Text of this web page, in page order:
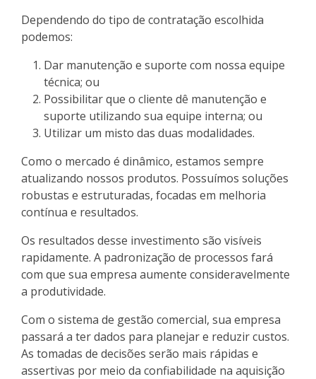
Dependendo do tipo de contratação escolhida
podemos:
Dar manutenção e suporte com nossa equipe
técnica; ou
Possibilitar que o cliente dê manutenção e
suporte utilizando sua equipe interna; ou
Utilizar um misto das duas modalidades.
Como o mercado é dinâmico, estamos sempre
atualizando nossos produtos. Possuímos soluções
robustas e estruturadas, focadas em melhoria
contínua e resultados.
Os resultados desse investimento são visíveis
rapidamente. A padronização de processos fará
com que sua empresa aumente consideravelmente
a produtividade.
Com o sistema de gestão comercial, sua empresa
passará a ter dados para planejar e reduzir custos.
As tomadas de decisões serão mais rápidas e
assertivas por meio da confiabilidade na aquisição